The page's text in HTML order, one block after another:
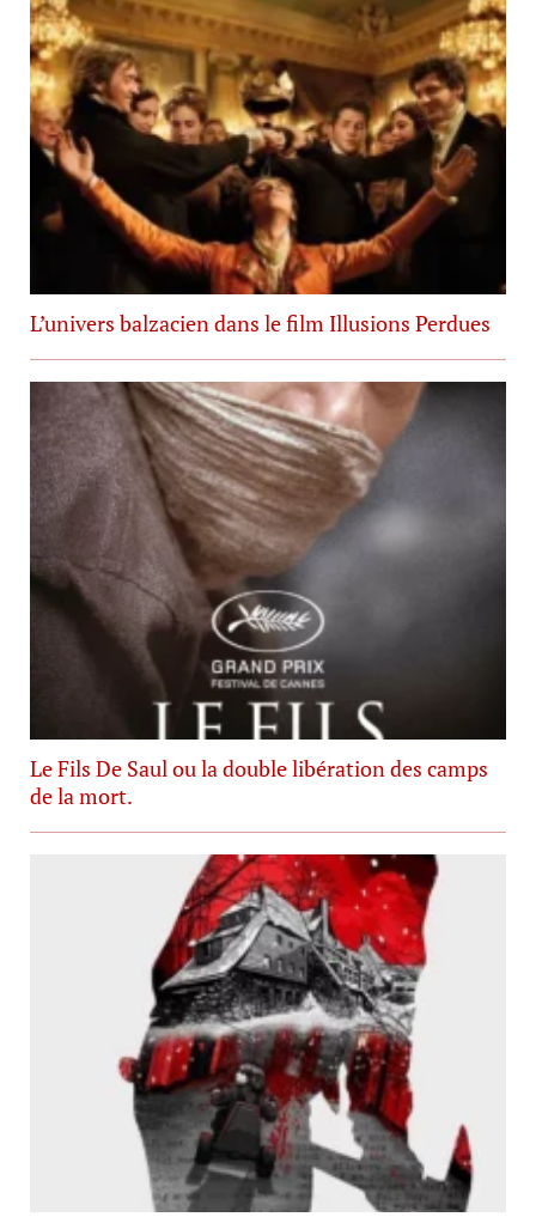
L’univers balzacien dans le film Illusions Perdues
Le Fils De Saul ou la double libération des camps
de la mort.